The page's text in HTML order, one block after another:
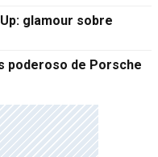
glamour sobre
poderoso de Porsche